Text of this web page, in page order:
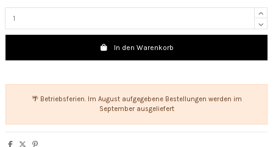
In den Warenkorb
🌴 Betriebsferien. Im August aufgegebene Bestellungen werden im
September ausgeliefert